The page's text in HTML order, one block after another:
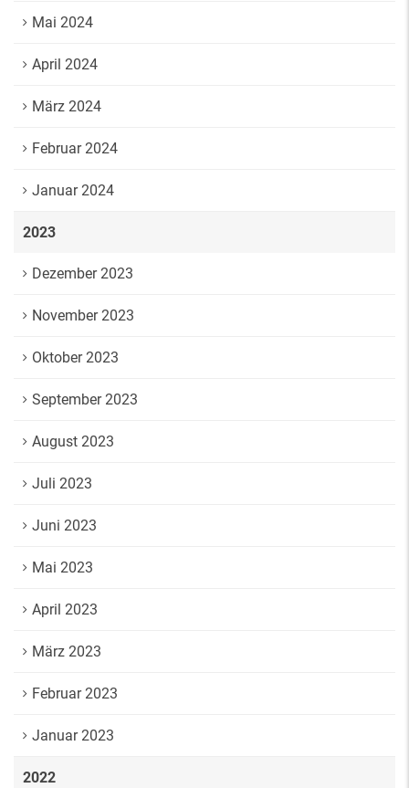
Mai 2024
April 2024
März 2024
Februar 2024
Januar 2024
2023
Dezember 2023
November 2023
Oktober 2023
September 2023
August 2023
Juli 2023
Juni 2023
Mai 2023
April 2023
März 2023
Februar 2023
Januar 2023
2022